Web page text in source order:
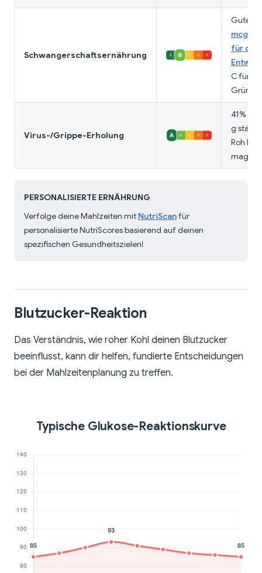
Schwangerschaftsernährung
Gute
mcg/
für die
C für
Virus-/Grippe-Erholung
41%
g stärkt
Roh
PERSONALISIERTE ERNÄHRUNG
Verfolge deine Mahlzeiten mit NutriScanfür
personalisierte NutriScores basierend auf deinen
spezifischen Gesundheitszielen!
Blutzucker-Reaktion
Das Verständnis, wie roher Kohl deinen Blutzucker
beeinflusst, kann dir helfen, fundierte Entscheidungen
bei der Mahlzeitenplanung zu treffen.
Typische Glukose-Reaktionskurve